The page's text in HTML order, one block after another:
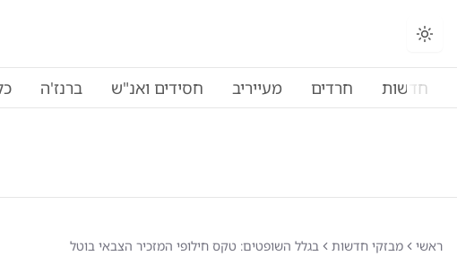
החלפת מצב תצוגה
חדשות חרדים מעייריב חסידים ואנ"ש ברנז'ה
ראשי מבזקי חדשות בגלל השופטים: טקס חילופי המזכיר הצבאי בוטל